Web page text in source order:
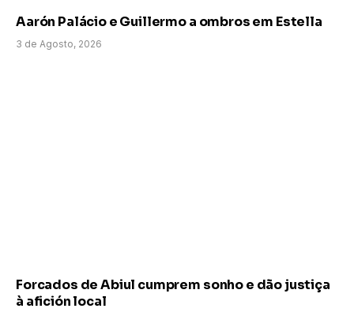
Aarón Palácio e Guillermo a ombros em Estella
3 de Agosto, 2026
Forcados de Abiul cumprem sonho e dão justiça
à afición local